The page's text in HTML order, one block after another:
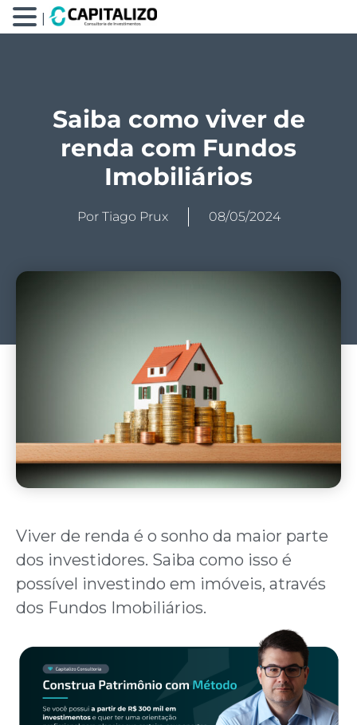
Saiba como viver de
renda com Fundos
Imobiliários
Por Tiago Prux 08/05/2024
Viver de renda é o sonho da maior parte
dos investidores. Saiba como isso é
possível investindo em imóveis, através
dos Fundos Imobiliários.